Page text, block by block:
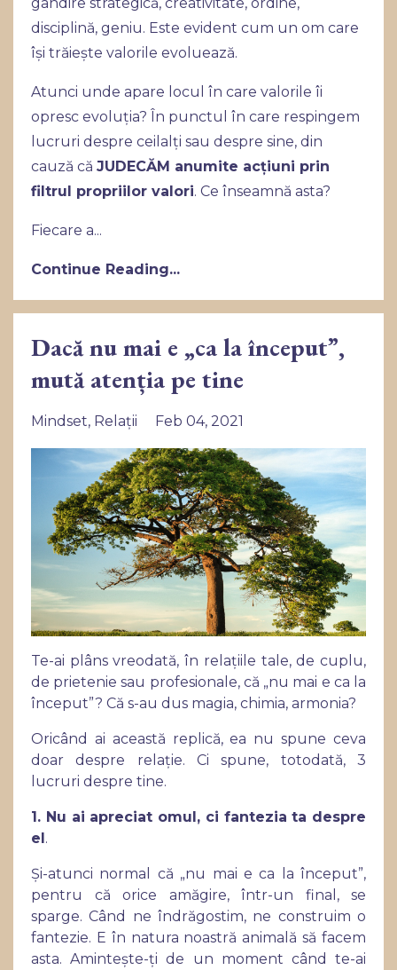
disciplină, geniu. Este evident cum un om care
își trăiește valorile evoluează.
Atunci unde apare locul în care valorile îi
opresc evoluția? În punctul în care respingem
lucruri despre ceilalți sau despre sine, din
cauză că JUDECĂM anumite acțiuni prin
filtrul propriilor valori. Ce înseamnă asta?
Fiecare a...
Continue Reading...
Dacă nu mai e „ca la început”,
mută atenția pe tine
Mindset Relații Feb 04, 2021
Te-ai plâns vreodată, în relațiile tale, de cuplu,
de prietenie sau profesionale, că „nu mai e ca la
început”? Că s-au dus magia, chimia, armonia?
Oricând ai această replică, ea nu spune ceva
doar despre relație. Ci spune, totodată, 3
lucruri despre tine.
1. Nu ai apreciat omul, ci fantezia ta despre
el .
Și-atunci normal că „nu mai e ca la început”,
pentru că orice amăgire, într-un final, se
sparge. Când ne îndrăgostim, ne construim o
fantezie. E în natura noastră animală să facem
asta. Amintește-ți de un moment când te-ai